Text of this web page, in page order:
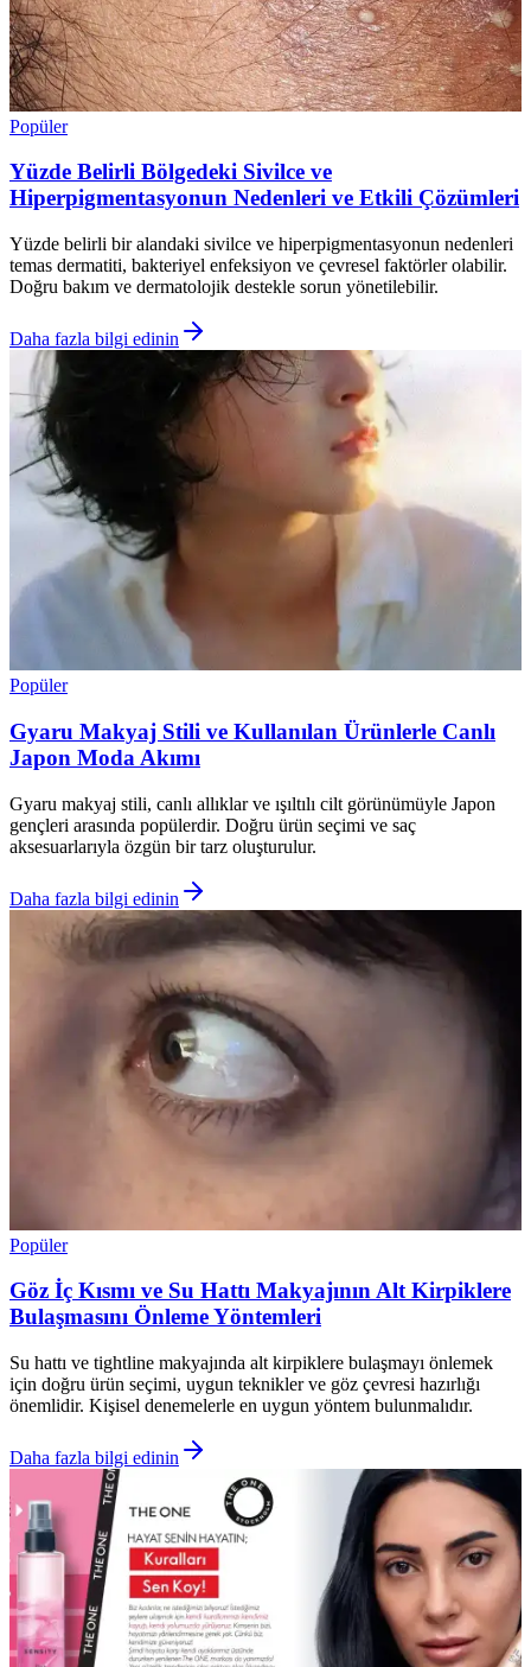
Popüler
Yüzde Belirli Bölgedeki Sivilce ve
Hiperpigmentasyonun Nedenleri ve Etkili Çözümleri
Yüzde belirli bir alandaki sivilce ve hiperpigmentasyonun nedenleri
temas dermatiti, bakteriyel enfeksiyon ve çevresel faktörler olabilir.
Doğru bakım ve dermatolojik destekle sorun yönetilebilir.
Daha fazla bilgi edinin
Popüler
Gyaru Makyaj Stili ve Kullanılan Ürünlerle Canlı
Japon Moda Akımı
Gyaru makyaj stili, canlı allıklar ve ışıltılı cilt görünümüyle Japon
gençleri arasında popülerdir. Doğru ürün seçimi ve saç
aksesuarlarıyla özgün bir tarz oluşturulur.
Daha fazla bilgi edinin
Popüler
Göz İç Kısmı ve Su Hattı Makyajının Alt Kirpiklere
Bulaşmasını Önleme Yöntemleri
Su hattı ve tightline makyajında alt kirpiklere bulaşmayı önlemek
için doğru ürün seçimi, uygun teknikler ve göz çevresi hazırlığı
önemlidir. Kişisel denemelerle en uygun yöntem bulunmalıdır.
Daha fazla bilgi edinin